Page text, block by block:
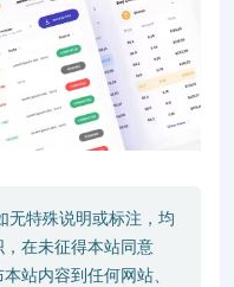
无特殊说明或标注，均
在未征得本站同意
站内容到任何网站、